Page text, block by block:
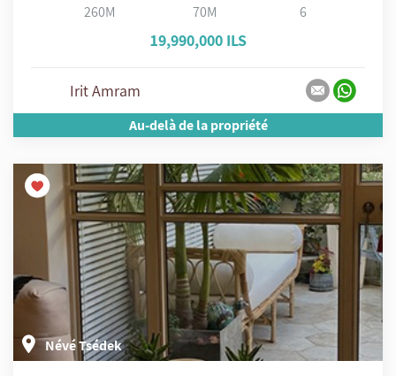
260M
70M
6
19,990,000 ILS
Irit Amram
Au-delà de la propriété
Névé Tsédek